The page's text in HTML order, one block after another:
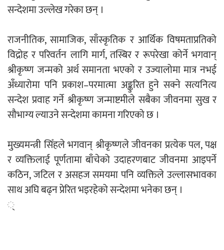
प्रतिस्पर्धाबिनाको नियुक्ति बदरबारे अन्तरिम
आदेश निक्र्योल गर्न असार ६ मा पेसी
निर्धारित ठाउँमा राजर्षिजनक विश्वविद्यालय
सन्देशमा उल्लेख गरेका छन् ।
राजनीतिक, सामाजिक, साँस्कृतिक र आर्थिक विषमताप्रतिको
विद्रोह र परिवर्तन लागि मार्ग, तस्बिर र रूपरेखा कोर्ने भगवान्
श्रीकृष्ण जन्मको अर्थ समानता भएको र उज्यालोमा मात्र नभई
अँध्यारोमा पनि प्रकाश–परमात्मा अङ्कुरित हुने सक्ने सत्यनित्य
सन्देश प्रवाह गर्ने श्रीकृष्ण जन्माष्टमीले सबैका जीवनमा सुख र
सौभाग्य ल्याउने सन्देशमा कामना गरिएको छ ।
मुख्यमन्त्री सिँहले भगवान् श्रीकृष्णले जीवनका प्रत्येक पल, पक्ष
र व्यक्तिलाई पूर्णतामा बाँचेको उदाहरणबाट जीवनमा आइपर्ने
कठिन, जटिल र असहज समयमा पनि व्यक्तिले उल्लासभावका
साथ अघि बढ्न प्रेरित भइरहेको सन्देशमा भनेका छन् ।
्